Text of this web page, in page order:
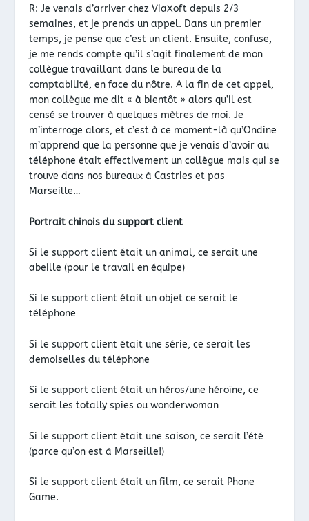
R: Je venais d’arriver chez ViaXoft depuis 2/3
semaines, et je prends un appel. Dans un premier
temps, je pense que c’est un client. Ensuite, confuse,
je me rends compte qu’il s’agit finalement de mon
collègue travaillant dans le bureau de la
comptabilité, en face du nôtre. A la fin de cet appel,
mon collègue me dit « à bientôt » alors qu’il est
censé se trouver à quelques mètres de moi. Je
m’interroge alors, et c’est à ce moment-là qu’Ondine
m’apprend que la personne que je venais d’avoir au
téléphone était effectivement un collègue mais qui se
trouve dans nos bureaux à Castries et pas
Marseille…
Portrait chinois du support client
Si le support client était un animal, ce serait une
abeille (pour le travail en équipe)
Si le support client était un objet ce serait le
téléphone
Si le support client était une série, ce serait les
demoiselles du téléphone
Si le support client était un héros/une héroïne, ce
serait les totally spies ou wonderwoman
Si le support client était une saison, ce serait l’été
(parce qu’on est à Marseille!)
Si le support client était un film, ce serait Phone
Game.